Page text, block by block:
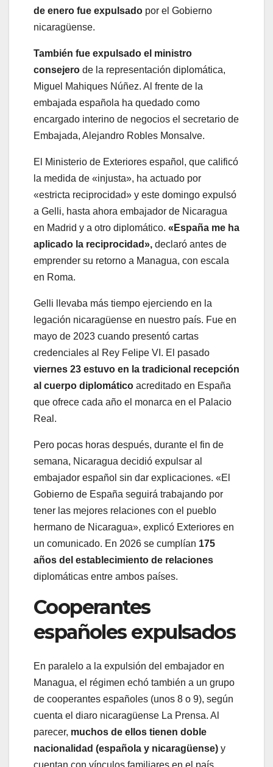
de enero fue expulsado por el Gobierno
nicaragüense.
También fue expulsado el ministro
consejero de la representación diplomática,
Miguel Mahiques Núñez. Al frente de la
embajada española ha quedado como
encargado interino de negocios el secretario de
Embajada, Alejandro Robles Monsalve.
El Ministerio de Exteriores español, que calificó
la medida de «injusta», ha actuado por
«estricta reciprocidad» y este domingo expulsó
a Gelli, hasta ahora embajador de Nicaragua
en Madrid y a otro diplomático. «España me ha
aplicado la reciprocidad», declaró antes de
emprender su retorno a Managua, con escala
en Roma.
Gelli llevaba más tiempo ejerciendo en la
legación nicaragüense en nuestro país. Fue en
mayo de 2023 cuando presentó cartas
credenciales al Rey Felipe VI. El pasado
viernes 23 estuvo en la tradicional recepción
al cuerpo diplomático acreditado en España
que ofrece cada año el monarca en el Palacio
Real.
Pero pocas horas después, durante el fin de
semana, Nicaragua decidió expulsar al
embajador español sin dar explicaciones. «El
Gobierno de España seguirá trabajando por
tener las mejores relaciones con el pueblo
hermano de Nicaragua», explicó Exteriores en
un comunicado. En 2026 se cumplían 175
años del establecimiento de relaciones
diplomáticas entre ambos países.
Cooperantes
españoles expulsados
En paralelo a la expulsión del embajador en
Managua, el régimen echó también a un grupo
de cooperantes españoles (unos 8 o 9), según
cuenta el diaro nicaragüense La Prensa. Al
parecer, muchos de ellos tienen doble
nacionalidad (española y nicaragüense) y
cuentan con vínculos familiares en el país.